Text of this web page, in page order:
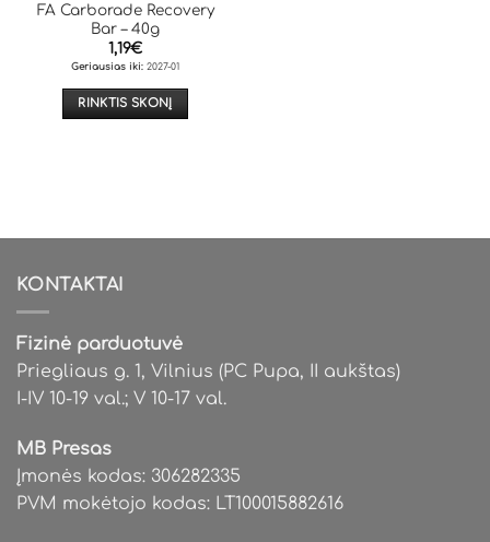
FA Carborade Recovery
Bar – 40g
1,19€
Geriausias iki: 2027-01
RINKTIS SKONĮ
chosen
the
product
KONTAKTAI
Fizinė parduotuvė
Priegliaus g. 1, Vilnius (PC Pupa, II aukštas)
I-IV 10-19 val.; V 10-17 val.
MB Presas
Įmonės kodas: 306282335
PVM mokėtojo kodas: LT100015882616